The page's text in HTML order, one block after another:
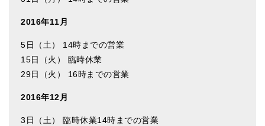
2016年11月
5日（土） 14時までの営業
15日（火） 臨時休業
29日（火） 16時までの営業
2016年12月
3日（土） 臨時休業14時までの営業